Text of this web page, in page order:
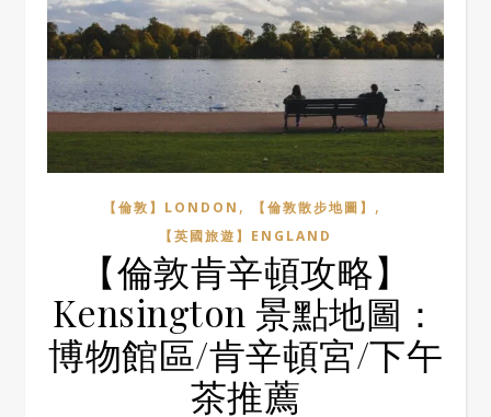
【倫敦】LONDON , 【倫敦散步地圖】 ,
【英國旅遊】ENGLAND
【倫敦肯辛頓攻略】
Kensington 景點地圖：
博物館區/肯辛頓宮/下午
茶推薦